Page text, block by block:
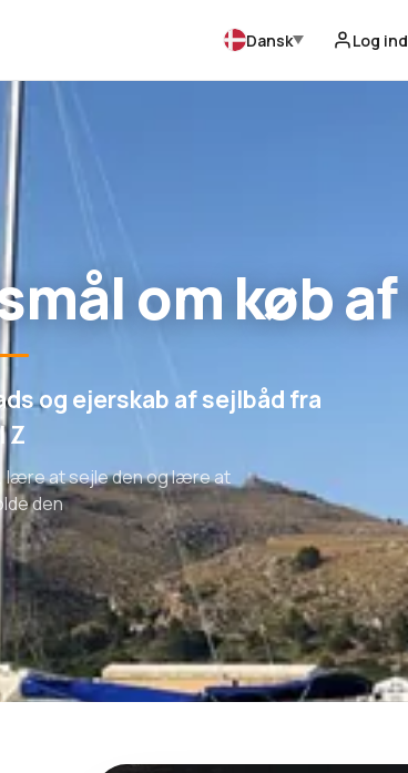
Dansk Log ind
om køb af
og ejerskab af sejlbåd fra
Z
lære at sejle den og lære at
den